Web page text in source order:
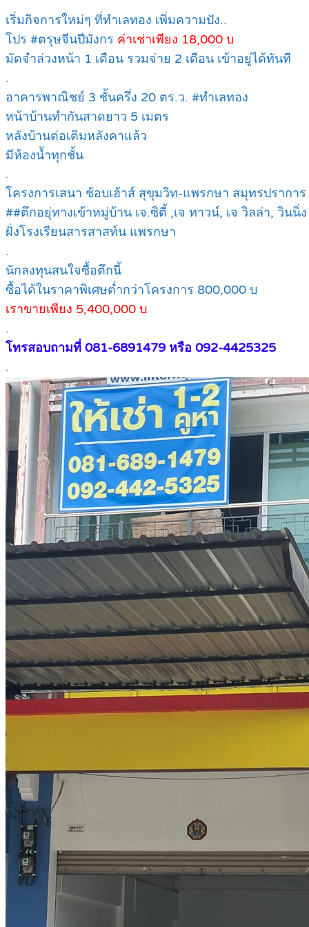
เริ่มกิจการใหม่ๆ ที่ทำเลทอง เพิ่มความปัง..
โปร #ตรุษจีนปีมังกร ค่าเช่าเพียง 18,000 บ
มัดจำล่วงหน้า 1 เดือน รวมจ่าย 2 เดือน เข้าอยู่ได้ทันที
.
อาคารพาณิชย์ 3 ชั้นครึ่ง 20 ตร.ว. #ทำเลทอง
หน้าบ้านทำกันสาดยาว 5 เมตร
หลังบ้านต่อเติมหลังคาแล้ว
มีห้องน้ำทุกชั้น
.
โครงการเสนา ช้อบเฮ้าส์ สุขุมวิท-แพรกษา สมุทรปราการ
##ตึกอยุ่ทางเข้าหมู่บ้าน เจ.ซิตี้ ,เจ ทาวน์, เจ วิลล่า, วินนิ่
ฝั่งโรงเรียนสารสาสท์น แพรกษา
.
นักลงทุนสนใจซื้อตึกนี้
ซื้อได้ในราคาพิเศษต่ำกว่าโครงการ 800,000 บ
เราขายเพียง 5,400,000 บ
.
โทรสอบถามที่ 081-6891479 หรือ 092-4425325
.